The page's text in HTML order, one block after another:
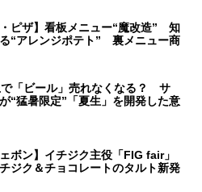
・ピザ】看板メニュー“魔改造” 知
“アレンジポテト” 裏メニュー商
「ビール」売れなくなる？ サ
“猛暑限定”「夏生」を開発した意
ェボン】イチジク主役「FIG fair」
ジク＆チョコレートのタルト新発